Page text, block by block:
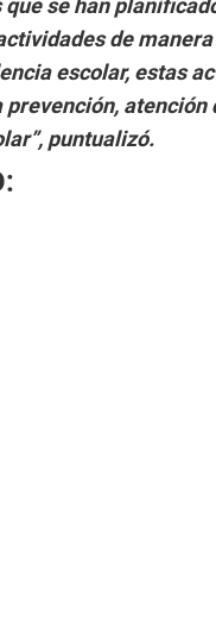
se han
de
escolar, estas
puntualizó.